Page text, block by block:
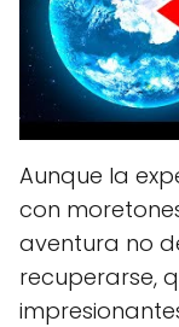
Aunque la
con
aventura no
recuperarse,